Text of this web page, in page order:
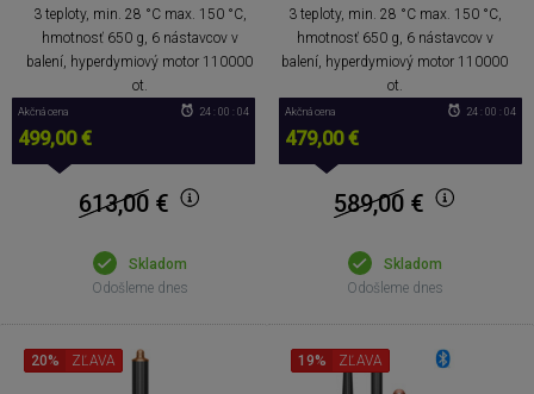
3 teploty, min. 28 °C max. 150 °C,
hmotnosť 650 g, 6 nástavcov v
balení, hyperdymiový motor 110000
ot.
Akčná cena
499,00 €
24 : 00 : 04
613,00 €
Skladom
Odošleme dnes
3 teploty, min. 28 °C max. 150 °C,
hmotnosť 650 g, 6 nástavcov v
balení, hyperdymiový motor 110000
ot.
Akčná cena
479,00 €
24 : 00 : 04
589,00 €
Skladom
Odošleme dnes
20% ZĽAVA 19% ZĽAVA